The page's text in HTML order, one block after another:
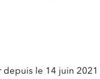
le 14 juin 2021